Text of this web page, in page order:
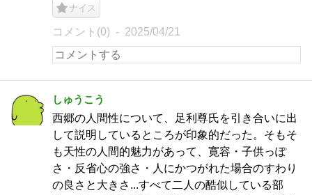
ナイス
コメント(0) 2025/04/21
しゅうこう
西郷の人間性について、足利尊氏を引き合いに出
して説明しているところが印象的だった。そもそ
も天性の人間的魅力があって、寛容・子供っぽ
さ・反省心の強さ・人にかつがれた場合のすわり
の良さと大きさ...すべて二人の酷似している部